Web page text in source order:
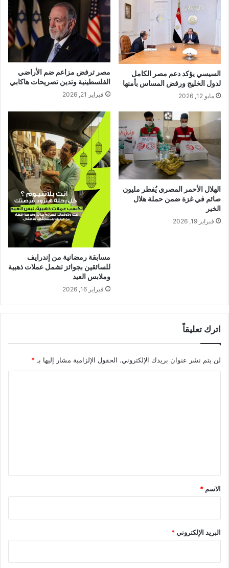
السيسي يؤكد دعم مصر الكامل
لدول الخليج ورفض المساس بأمنها
مايو 12, 2026
مصر ترفض مزاعم ضم الأراضي
الفلسطينية وتدين تصريحات هاكابي
فبراير 21, 2026
الهلال الأحمر المصري يُفطر مليون
صائم في غزة ضمن حملة هلال
الخير
فبراير 19, 2026
مسابقة رمضانية من إندرايف
للسائقين بجوائز تشمل عملات ذهبية
وملابس العيد
فبراير 16, 2026
اترك تعليقاً
لن يتم نشر عنوان بريدك الإلكتروني. الحقول الإلزامية مشار إليها بـ *
*
الاسم *
البريد الإلكتروني*